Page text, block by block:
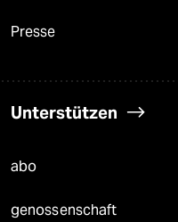
Presse
Unterstützen
abo
genossenschaft